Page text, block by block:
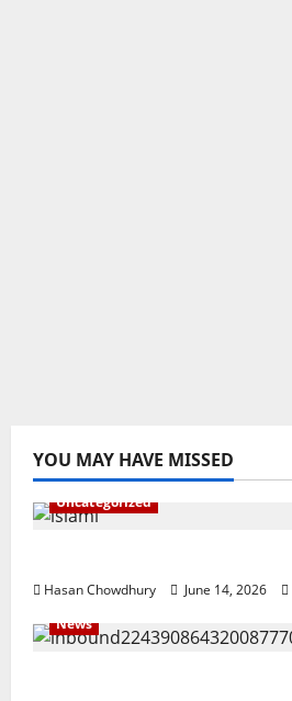
YOU MAY HAVE MISSED
Uncategorized
Hasan Chowdhury June 14, 2026
News